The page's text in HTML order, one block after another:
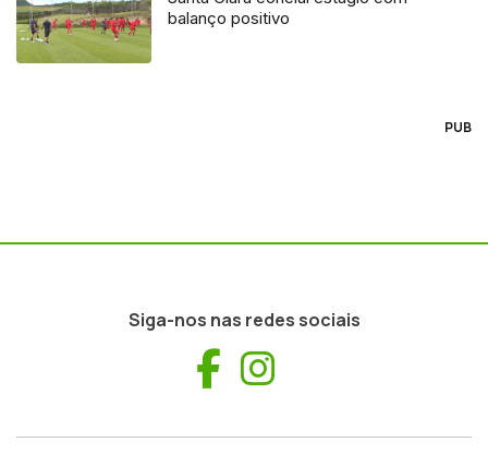
balanço positivo
PUB
Siga-nos nas redes sociais
Facebook